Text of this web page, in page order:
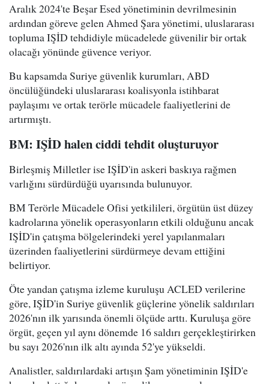
Aralık 2024'te Beşar Esed yönetiminin devrilmesinin
ardından göreve gelen Ahmed Şara yönetimi, uluslararası
topluma IŞİD tehdidiyle mücadelede güvenilir bir ortak
olacağı yönünde güvence veriyor.
Bu kapsamda Suriye güvenlik kurumları, ABD
öncülüğündeki uluslararası koalisyonla istihbarat
paylaşımı ve ortak terörle mücadele faaliyetlerini de
artırmıştı.
BM: IŞİD halen ciddi tehdit oluşturuyor
Birleşmiş Milletler ise IŞİD'in askeri baskıya rağmen
varlığını sürdürdüğü uyarısında bulunuyor.
BM Terörle Mücadele Ofisi yetkilileri, örgütün üst düzey
kadrolarına yönelik operasyonların etkili olduğunu ancak
IŞİD'in çatışma bölgelerindeki yerel yapılanmaları
üzerinden faaliyetlerini sürdürmeye devam ettiğini
belirtiyor.
Öte yandan çatışma izleme kuruluşu ACLED verilerine
göre, IŞİD'in Suriye güvenlik güçlerine yönelik saldırıları
2026'nın ilk yarısında önemli ölçüde arttı. Kuruluşa göre
örgüt, geçen yıl aynı dönemde 16 saldırı gerçekleştirirken
bu sayı 2026'nın ilk altı ayında 52'ye yükseldi.
Analistler, saldırılardaki artışın Şam yönetiminin IŞİD'e